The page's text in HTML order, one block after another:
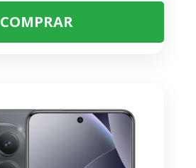
COMPRAR